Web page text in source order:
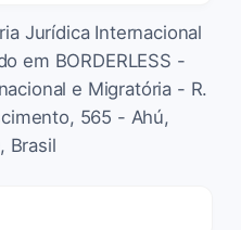
Jurídica Internacional
em BORDERLESS -
e Migratória - R.
565 - Ahú,
Brasil